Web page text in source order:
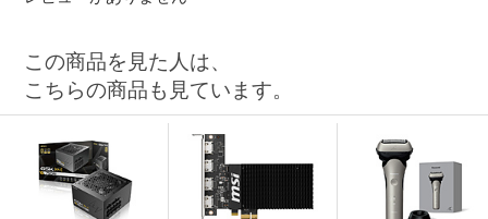
この商品を見た人は、
こちらの商品も見ています。